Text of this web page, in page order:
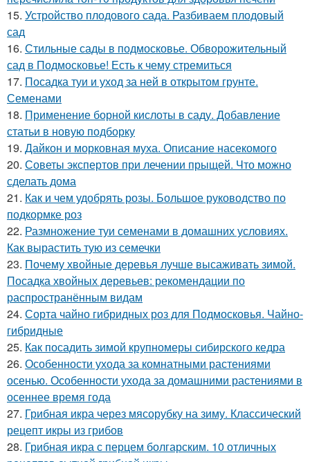
15. Устройство плодового сада. Разбиваем плодовый
сад
16. Стильные сады в подмосковье. Обворожительный
сад в Подмосковье! Есть к чему стремиться
17. Посадка туи и уход за ней в открытом грунте.
Семенами
18. Применение борной кислоты в саду. Добавление
статьи в новую подборку
19. Дайкон и морковная муха. Описание насекомого
20. Советы экспертов при лечении прыщей. Что можно
сделать дома
21. Как и чем удобрять розы. Большое руководство по
подкормке роз
22. Размножение туи семенами в домашних условиях.
Как вырастить тую из семечки
23. Почему хвойные деревья лучше высаживать зимой.
Посадка хвойных деревьев: рекомендации по
распространённым видам
24. Сорта чайно гибридных роз для Подмосковья. Чайно-
гибридные
25. Как посадить зимой крупномеры сибирского кедра
26. Особенности ухода за комнатными растениями
осенью. Особенности ухода за домашними растениями в
осеннее время года
27. Грибная икра через мясорубку на зиму. Классический
рецепт икры из грибов
28. Грибная икра с перцем болгарским. 10 отличных